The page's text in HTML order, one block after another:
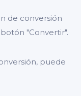
de conversión
"Convertir".
puede